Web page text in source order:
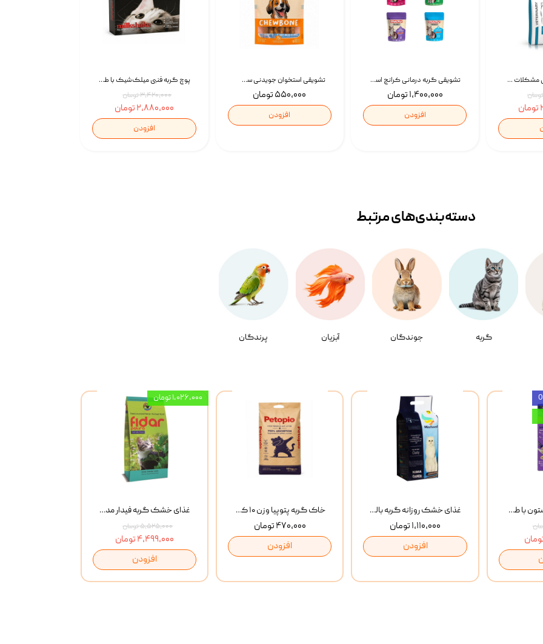
پوچ گربه فنبی میلک‌شیک با طعم مرغ Faenbei Cat Milk Shake Pouch بسته 12 عددی
۳,۴۲۰,۰۰۰ تومان
۲,۸۸۰,۰۰۰ تومان
افزودن
تشویقی استخوان جویدنی سگ اسنکی کرانچی با طعم مرغ Snacky Crunchy Munchy وزن 100 گرم
۵۵۰,۰۰۰ تومان
افزودن
تشویقی گربه درمانی کرانچ اسنکی با طعم میکس Snacky Crunch Cat Treats وزن 60 گرم بسته 4 عددی
۱,۴۰۰,۰۰۰ تومان
افزودن
غذای خشک درمانی مشکلات گوارشی سگ رویال کنین Royal Canin Hypoallergenic وزن 7 کیلوگرم | پت استوک
گربه جوندگان آبزیان پرندگان
دسته‌بندی‌‌های مرتبط
غذای خشک گربه فیدار مدل Adult وزن 10 کیلوگرم
۵,۵۲۵,۰۰۰ تومان
۴,۴۹۹,۰۰۰ تومان
افزودن
۱,۰۲۶,۰۰۰ تومان
خاک گربه پتوپیا وزن ۱۰ کیلوگرم
۴۷۰,۰۰۰ تومان
افزودن
غذای خشک روزانه گربه بالغ مفید MoFeed Adult Daily Cat Food وزن 2 کیلوگرم
۱,۱۱۰,۰۰۰ تومان
افزودن
بستنی گربه وینستون با طعم مرغ و ماهی Winstone Chicken & Fish بسته 8 عددی